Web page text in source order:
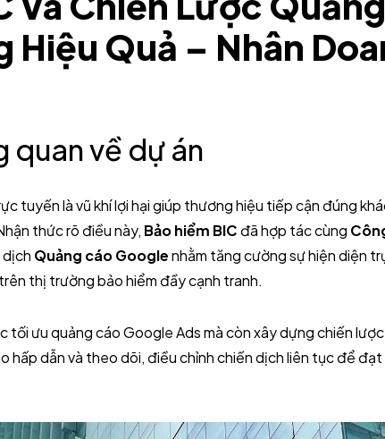
Hiệu Quả – Nhân
quan về dự án
tuyến là vũ khí lợi hại giúp thương hiệu tiếp cận đúng
thức rõ điều này, Bảo hiểm BIC đã hợp tác cùng
dịch Quảng cáo Googlenhằm tăng cường sự hiện diện
thị trường bảo hiểm đầy cạnh tranh.
tối ưu quảng cáo Google Ads mà còn xây dựng chiến
hấp dẫn và theo dõi, điều chỉnh chiến dịch liên tục để